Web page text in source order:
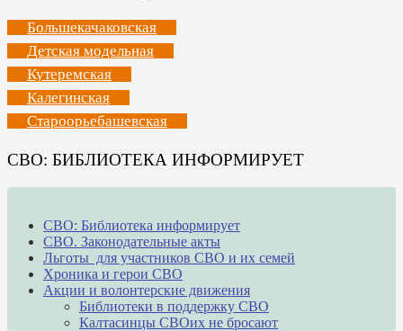
Большекачаковская
Детская модельная
Кутеремская
Калегинская
Староорьебашевская
СВО: БИБЛИОТЕКА ИНФОРМИРУЕТ
СВО: Библиотека информирует
СВО. Законодательные акты
Льготы для участников СВО и их семей
Хроника и герои СВО
Акции и волонтерские движения
Библиотеки в поддержку СВО
Калтасинцы СВОих не бросают